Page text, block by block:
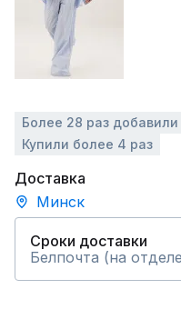
Более 28 раз добавили
Купили более 4 раз
Доставка
Минск
Сроки доставки
Белпочта (на